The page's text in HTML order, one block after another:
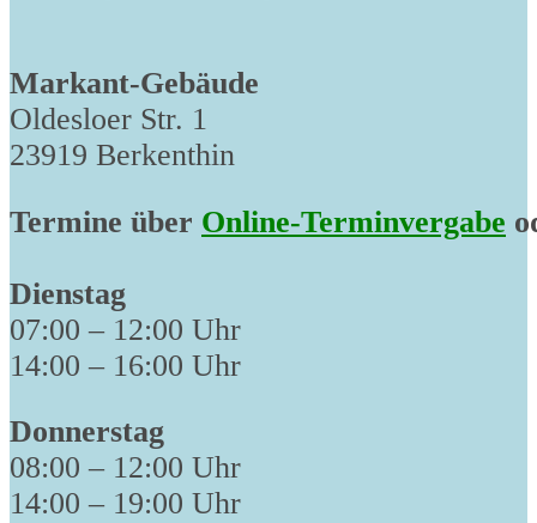
Markant-Gebäude
Oldesloer Str. 1
23919 Berkenthin
Termine über Online-Terminvergabe
Dienstag
07:00 – 12:00 Uhr
14:00 – 16:00 Uhr
Donnerstag
08:00 – 12:00 Uhr
14:00 – 19:00 Uhr